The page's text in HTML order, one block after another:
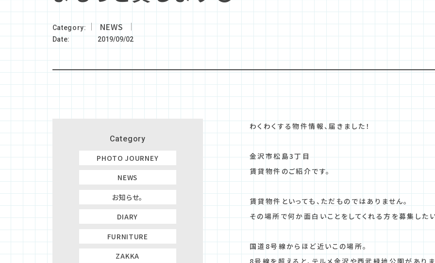
Category NEWS
Date 2019/09/02
わくわくする物件情報、届きました！
金沢市松島3丁目
賃貸物件のご紹介です。
賃貸物件といっても、ただものではありません。
その場所で何か面白いことをしてくれる方を募集した
国道8号線からほど近いこの場所。
8号線を超えると、テルメ金沢や西武緑地公園がありま
Category
PHOTO JOURNEY
NEWS
お知らせ。
DIARY
FURNITURE
ZAKKA